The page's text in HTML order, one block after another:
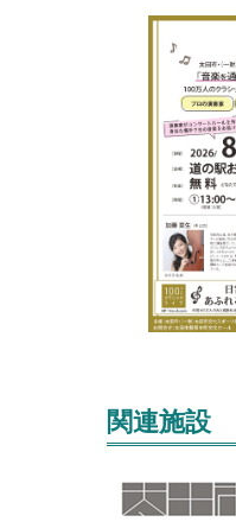
関連施設